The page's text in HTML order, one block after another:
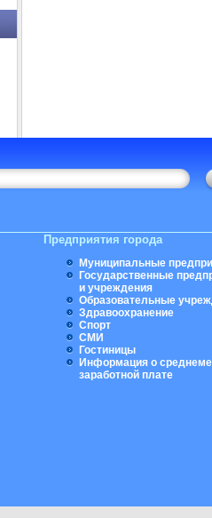
Предприятия города
Муниципальные
Государственные
и учреждения
Образовательные
Здравоохранение
Спорт
СМИ
Гостиницы
Информация о
заработной плате